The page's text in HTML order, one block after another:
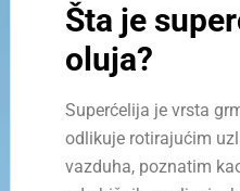
Šta je
oluja?
Superćelija je vrsta
odlikuje rotirajućim
vazduha, poznatim